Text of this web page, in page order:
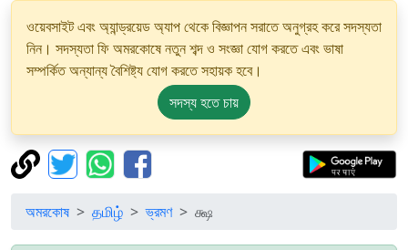
ওয়েবসাইট এবং অ্যান্ড্রয়েড অ্যাপ থেকে বিজ্ঞাপন সরাতে অনুগ্রহ করে সদস্যতা
নিন। সদস্যতা ফি অমরকোষে নতুন শব্দ ও সংজ্ঞা যোগ করতে এবং ভাষা
সম্পর্কিত অন্যান্য বৈশিষ্ট্য যোগ করতে সহায়ক হবে।
সদস্য হতে চায়
অমরকোষ தமிழ் ভ্রমণ க்ஷ